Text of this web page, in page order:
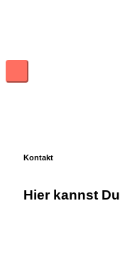
Hauptmenü
Kontakt
Hier kannst